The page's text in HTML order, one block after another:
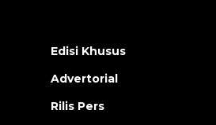
Edisi Khusus
Advertorial
Rilis Pers